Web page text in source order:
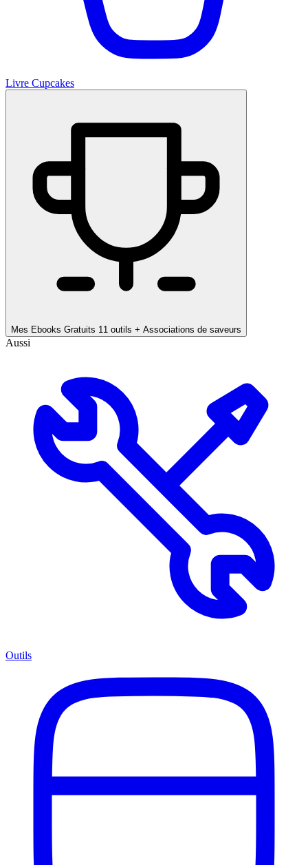
Livre Cupcakes
Mes Ebooks Gratuits 11 outils + Associations de saveurs
Aussi
Outils